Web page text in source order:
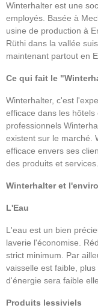
Winterhalter est une
employés. Basée à
usine de production à
Rüthi dans la vallée
maintenant partout en
Ce qui fait le
Winterhalter, c'est
efficace dans les
professionnels
existent sur le marché.
efficace envers ses
des produits et services.
Winterhalter et
L'Eau
L'eau est un bien
laverie l'économise.
strict minimum. Par
vaisselle est faible,
d'énergie sera faible
Produits lessiviels